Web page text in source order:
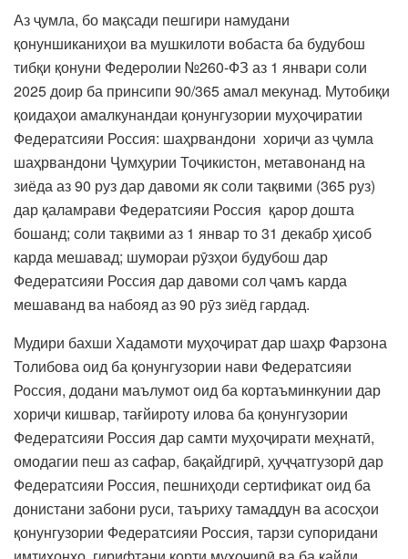
Аз ҷумла, бо мақсади пешгири намудани
қонуншиканиҳои ва мушкилоти вобаста ба будубош
тибқи қонуни Федеролии №260-ФЗ аз 1 январи соли
2025 доир ба принсипи 90/365 амал мекунад. Мутобиқи
қоидаҳои амалкунандаи қонунгузории муҳоҷиратии
Федератсияи Россия: шаҳрвандони хориҷи аз ҷумла
шаҳрвандони Ҷумҳурии Тоҷикистон, метавонанд на
зиёда аз 90 руз дар давоми як соли тақвими (365 руз)
дар қаламрави Федератсияи Россия қарор дошта
бошанд; соли тақвими аз 1 январ то 31 декабр ҳисоб
карда мешавад; шумораи рӯзҳои будубош дар
Федератсияи Россия дар давоми сол ҷамъ карда
мешаванд ва набояд аз 90 рӯз зиёд гардад.
Мудири бахши Хадамоти муҳоҷират дар шаҳр Фарзона
Толибова оид ба қонунгузории нави Федератсияи
Россия, додани маълумот оид ба кортаъминкунии дар
хориҷи кишвар, тағйироту илова ба қонунгузории
Федератсияи Россия дар самти муҳоҷирати меҳнатӣ,
омодагии пеш аз сафар, бақайдгирӣ, ҳуҷҷатгузорӣ дар
Федератсияи Россия, пешниҳоди сертификат оид ба
донистани забони руси, таъриху тамаддун ва асосҳои
қонунгузории Федератсияи Россия, тарзи супоридани